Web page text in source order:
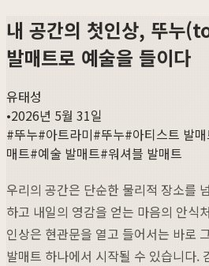
내 공간의 첫인상, 뚜누
발매트로 예술을 들이다
유태성
•2026년 5월 31일
#뚜누#아트라미#뚜누#아티스트 발
매트#예술 발매트#워셔블 발매트
우리의 공간은 단순한 물리적 장소를
하고 내일의 영감을 얻는 마음의 안식
인상은 현관문을 열고 들어서는 바로
발매트 하나에서 시작될 수 있습니다.